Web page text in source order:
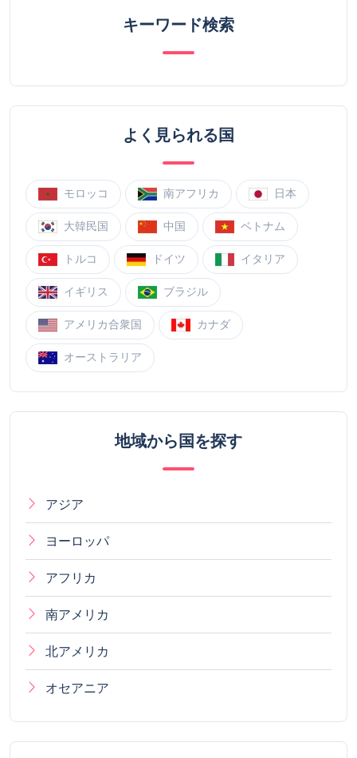
キーワード検索
よく見られる国
モロッコ 南アフリカ 日本
大韓民国 中国 ベトナム
トルコ ドイツ イタリア
イギリス ブラジル
アメリカ合衆国 カナダ
オーストラリア
地域から国を探す
アジア
ヨーロッパ
アフリカ
南アメリカ
北アメリカ
オセアニア